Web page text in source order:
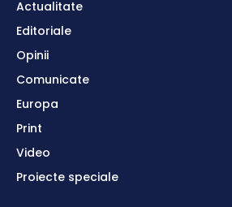
Actualitate
Editoriale
Opinii
Comunicate
Europa
Print
Video
Proiecte speciale